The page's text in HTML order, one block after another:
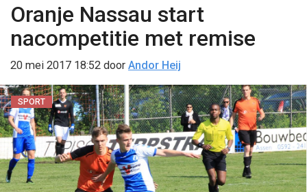
Oranje Nassau start
nacompetitie met remise
20 mei 2017 18:52 door Andor Heij
SPORT